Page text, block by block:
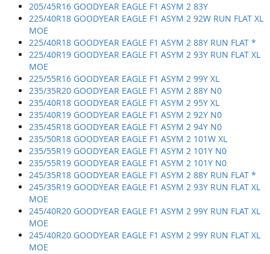
205/45R16 GOODYEAR EAGLE F1 ASYM 2 83Y
225/40R18 GOODYEAR EAGLE F1 ASYM 2 92W RUN FLAT XL
MOE
225/40R18 GOODYEAR EAGLE F1 ASYM 2 88Y RUN FLAT *
225/40R19 GOODYEAR EAGLE F1 ASYM 2 93Y RUN FLAT XL
MOE
225/55R16 GOODYEAR EAGLE F1 ASYM 2 99Y XL
235/35R20 GOODYEAR EAGLE F1 ASYM 2 88Y N0
235/40R18 GOODYEAR EAGLE F1 ASYM 2 95Y XL
235/40R19 GOODYEAR EAGLE F1 ASYM 2 92Y N0
235/45R18 GOODYEAR EAGLE F1 ASYM 2 94Y N0
235/50R18 GOODYEAR EAGLE F1 ASYM 2 101W XL
235/55R19 GOODYEAR EAGLE F1 ASYM 2 101Y N0
235/55R19 GOODYEAR EAGLE F1 ASYM 2 101Y N0
245/35R18 GOODYEAR EAGLE F1 ASYM 2 88Y RUN FLAT *
245/35R19 GOODYEAR EAGLE F1 ASYM 2 93Y RUN FLAT XL
MOE
245/40R20 GOODYEAR EAGLE F1 ASYM 2 99Y RUN FLAT XL
MOE
245/40R20 GOODYEAR EAGLE F1 ASYM 2 99Y RUN FLAT XL
MOE